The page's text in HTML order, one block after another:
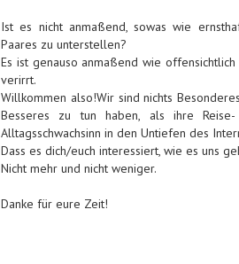
Ist es nicht anmaßend, sowas wie
Paares zu unterstellen?
Es ist genauso anmaßend wie
verirrt.
Willkommen also!Wir sind nichts
Besseres zu tun haben, als ihre
Alltagsschwachsinn in den Untiefen des
Dass es dich/euch interessiert, wie es uns
Nicht mehr und nicht weniger.
Danke für eure Zeit!